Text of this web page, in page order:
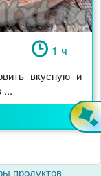
1 ч
вкусную и
...
продуктов